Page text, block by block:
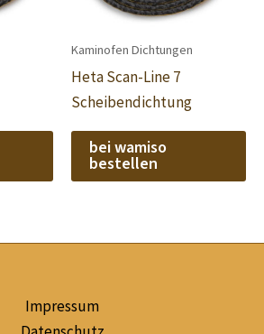
Kaminofen Dichtungen
Heta Scan-Line 7
Scheibendichtung
bei wamiso
bestellen
Impressum